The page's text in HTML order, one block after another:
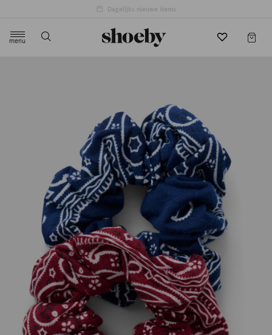
4.5/5 beoordeling door 3807 klanten
menu